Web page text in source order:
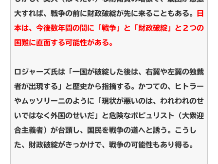
大すれば、戦争の前に財政破綻が先に来ることもある。
日
本は、今後数年間の間に「戦争」と「財政破綻」と２つの
国難に直面する可能性がある。
ロジャーズ氏は「一国が破綻した後は、右翼や左翼の独裁
者が出現する」と歴史から指摘する。かつての、ヒトラー
やムッソリーニのように「現状が悪いのは、われわれのせ
いではなく外国のせいだ」と危険なポピュリスト（大衆迎
合主義者）が台頭し、国民を戦争の道へと誘う。こうし
た、財政破綻がきっかけで、戦争の可能性もあり得る。